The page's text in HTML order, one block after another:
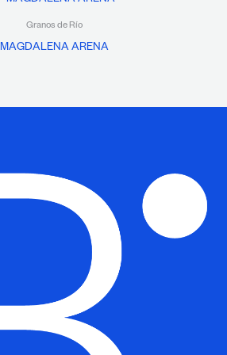
Granos de Río
MAGDALENA ARENA